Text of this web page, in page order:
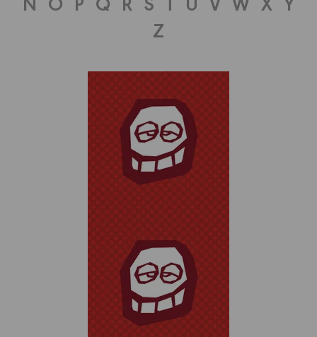
Z
Dessinateur
PIERRE
ALARY
Biographie
Albums
Auteur
Dessinateur
ALEXIS
Biographie
Albums